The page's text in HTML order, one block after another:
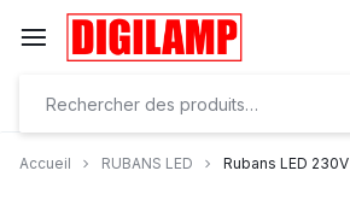
à/au
Ensemble
éclairons
Accueil RUBANS LED Rubans LED 230V